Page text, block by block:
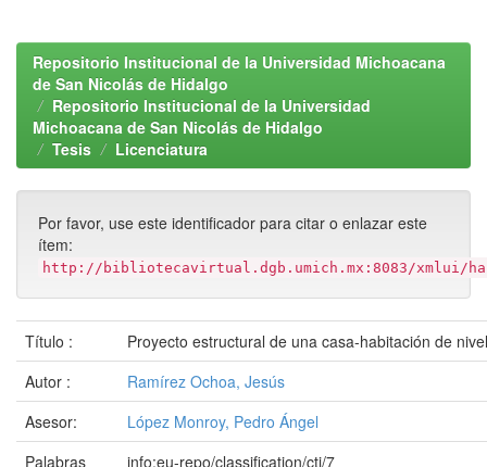
Repositorio Institucional de la Universidad Michoacana
de San Nicolás de Hidalgo
Repositorio Institucional de la Universidad
Michoacana de San Nicolás de Hidalgo
Tesis
Licenciatura
Por favor, use este identificador para citar o enlazar este
ítem:
http://bibliotecavirtual.dgb.umich.mx:8083/xmlui/
Título :
Proyecto estructural de una casa-habitación de
Autor :
Ramírez Ochoa, Jesús
Asesor:
López Monroy, Pedro Ángel
Palabras
info:eu-repo/classification/cti/7